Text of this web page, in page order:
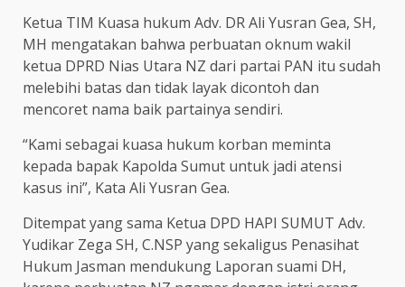
Ketua TIM Kuasa hukum Adv. DR Ali Yusran Gea, SH,
MH mengatakan bahwa perbuatan oknum wakil
ketua DPRD Nias Utara NZ dari partai PAN itu sudah
melebihi batas dan tidak layak dicontoh dan
mencoret nama baik partainya sendiri.
“Kami sebagai kuasa hukum korban meminta
kepada bapak Kapolda Sumut untuk jadi atensi
kasus ini”, Kata Ali Yusran Gea.
Ditempat yang sama Ketua DPD HAPI SUMUT Adv.
Yudikar Zega SH, C.NSP yang sekaligus Penasihat
Hukum Jasman mendukung Laporan suami DH,